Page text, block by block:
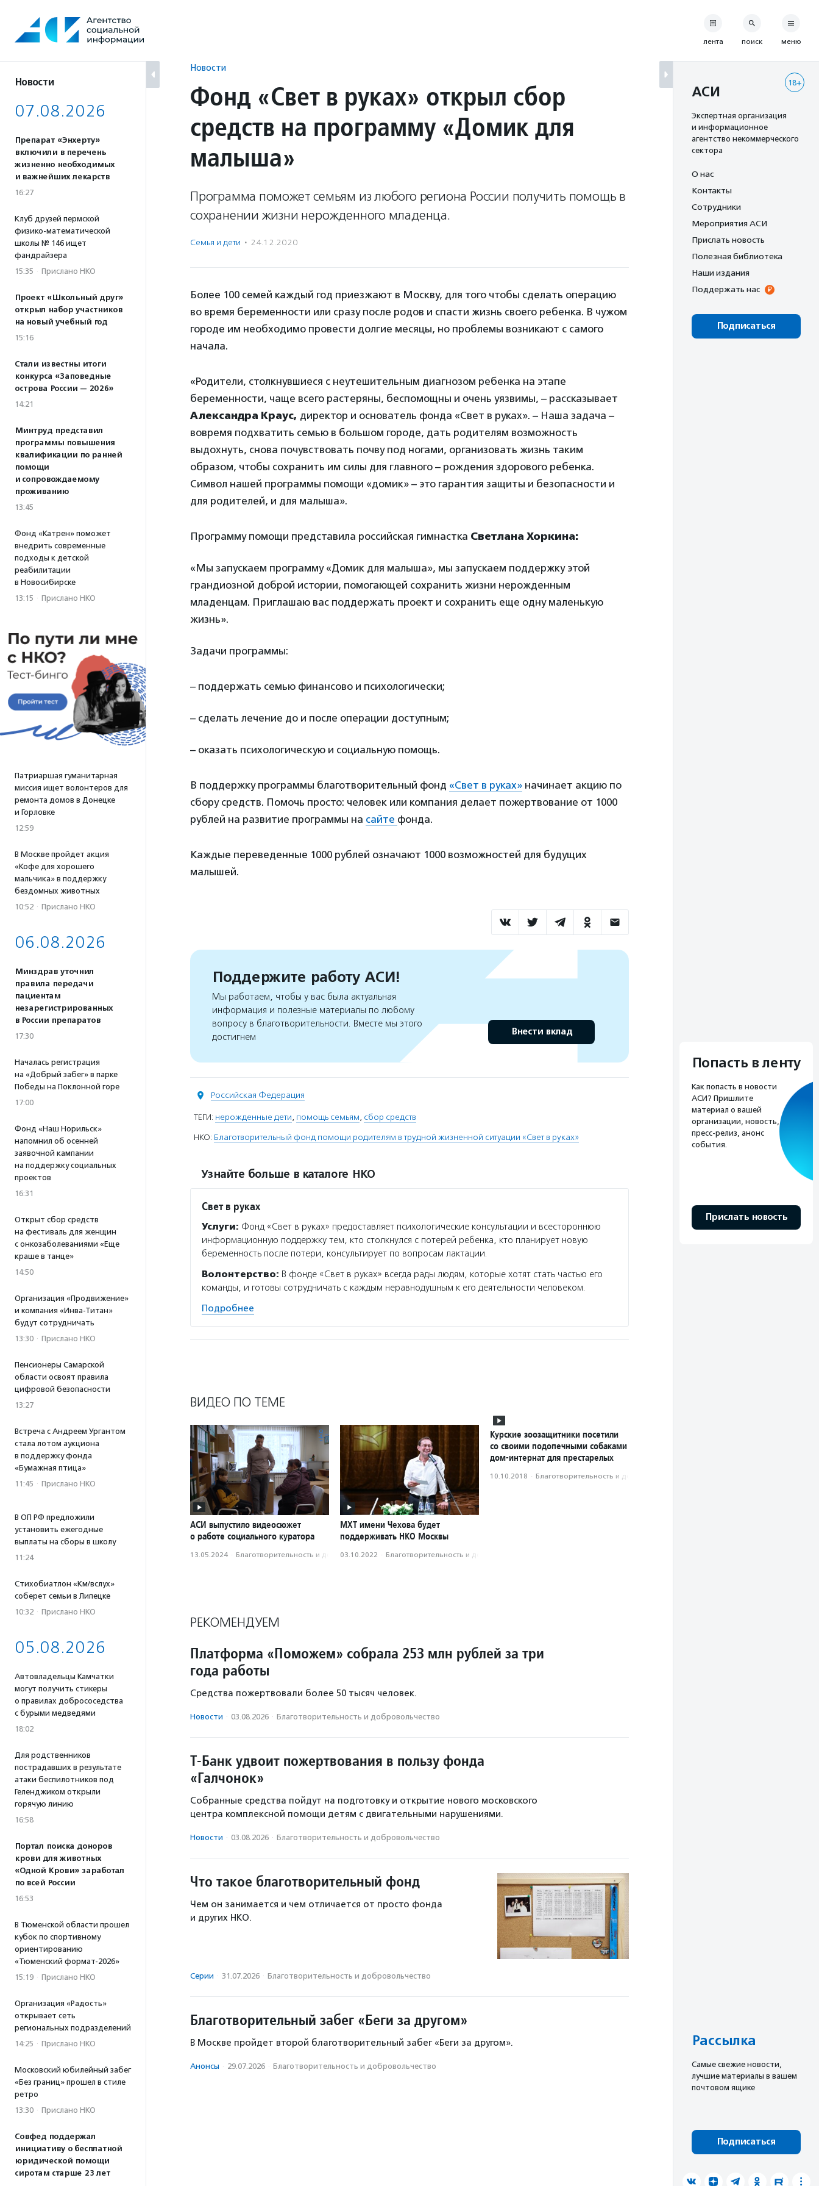
содержанию
Новости
07.08.2026
Препарат «Энхерту»
включили в перечень
жизненно необходимых
и важнейших лекарств
16:27
Клуб друзей пермской
физико-математической
школы № 146 ищет
фандрайзера
15:35 · Прислано НКО
Проект «Школьный друг»
открыл набор участников
на новый учебный год
15:16
Стали известны итоги
конкурса «Заповедные
острова России — 2026»
14:21
Минтруд представил
программы повышения
квалификации по ранней
помощи
и сопровождаемому
проживанию
13:45
Фонд «Катрен» поможет
внедрить современные
подходы к детской
реабилитации
в Новосибирске
13:15 · Прислано НКО
Патриаршая гуманитарная
миссия ищет волонтеров для
ремонта домов в Донецке
и Горловке
12:59
В Москве пройдет акция
«Кофе для хорошего
мальчика» в поддержку
бездомных животных
10:52 · Прислано НКО
06.08.2026
Минздрав уточнил
правила передачи
пациентам
незарегистрированных
в России препаратов
17:30
Началась регистрация
на «Добрый забег» в парке
Победы на Поклонной горе
17:00
Фонд «Наш Норильск»
напомнил об осенней
заявочной кампании
на поддержку социальных
проектов
16:31
Открыт сбор средств
на фестиваль для женщин
с онкозаболеваниями «Еще
краше в танце»
14:50
Организация «Продвижение»
и компания «Инва-Титан»
будут сотрудничать
13:30 · Прислано НКО
Пенсионеры Самарской
области освоят правила
цифровой безопасности
13:27
Встреча с Андреем Ургантом
стала лотом аукциона
в поддержку фонда
«Бумажная птица»
11:45 · Прислано НКО
В ОП РФ предложили
установить ежегодные
выплаты на сборы в школу
11:24
Стихобиатлон «Км/вслух»
соберет семьи в Липецке
10:32 · Прислано НКО
05.08.2026
Автовладельцы Камчатки
могут получить стикеры
о правилах добрососедства
с бурыми медведями
18:02
Для родственников
пострадавших в результате
атаки беспилотников под
Геленджиком открыли
горячую линию
16:58
Портал поиска доноров
крови для животных
«Одной Крови» заработал
по всей России
16:53
В Тюменской области прошел
кубок по спортивному
ориентированию
«Тюменский формат-2026»
15:19 · Прислано НКО
Организация «Радость»
открывает сеть
региональных подразделений
14:25 · Прислано НКО
Московский юбилейный забег
«Без границ» прошел в стиле
ретро
13:30 · Прислано НКО
Совфед поддержал
инициативу о бесплатной
юридической помощи
сиротам старше 23 лет
Новости
Фонд «Свет в руках» открыл сбор
средств на программу «Домик для
малыша»
Программа поможет семьям из любого региона России получить помощь в
сохранении жизни нерожденного младенца.
Семья и дети · 24.12.2020
Более 100 семей каждый год приезжают в Москву, для того чтобы сделать операцию
во время беременности или сразу после родов и спасти жизнь своего ребенка. В чужом
городе им необходимо провести долгие месяцы, но проблемы возникают с самого
начала.
«Родители, столкнувшиеся с неутешительным диагнозом ребенка на этапе
беременности, чаще всего растеряны, беспомощны и очень уязвимы, – рассказывает
Александра Краус, директор и основатель фонда «Свет в руках». – Наша задача –
вовремя подхватить семью в большом городе, дать родителям возможность
выдохнуть, снова почувствовать почву под ногами, организовать жизнь таким
образом, чтобы сохранить им силы для главного – рождения здорового ребенка.
Символ нашей программы помощи «домик» – это гарантия защиты и безопасности и
для родителей, и для малыша».
Программу помощи представила российская гимнастка Светлана Хоркина:
«Мы запускаем программу «Домик для малыша», мы запускаем поддержку этой
грандиозной доброй истории, помогающей сохранить жизни нерожденным
младенцам. Приглашаю вас поддержать проект и сохранить еще одну маленькую
жизнь».
Задачи программы:
– поддержать семью финансово и психологически;
– сделать лечение до и после операции доступным;
– оказать психологическую и социальную помощь.
В поддержку программы благотворительный фонд «Свет в руках» начинает акцию по
сбору средств. Помочь просто: человек или компания делает пожертвование от 1000
рублей на развитие программы на сайте фонда.
Каждые переведенные 1000 рублей означают 1000 возможностей для будущих
малышей.
Поддержите работу АСИ!
Мы работаем, чтобы у вас была актуальная
информация и полезные материалы по любому
вопросу в благотворительности. Вместе мы этого
достигнем
Внести вклад
Российская Федерация
ТЕГИ: нерожденные дети, помощь семьям, сбор средств
НКО: Благотворительный фонд помощи родителям в трудной жизненной ситуации «Свет в руках»
Узнайте больше в каталоге НКО
Свет в руках
Услуги: Фонд «Свет в руках» предоставляет психологические консультации и всестороннюю
информационную поддержку тем, кто столкнулся с потерей ребенка, кто планирует новую
беременность после потери, консультирует по вопросам лактации.
Волонтерство: В фонде «Свет в руках» всегда рады людям, которые хотят стать частью его
команды, и готовы сотрудничать с каждым неравнодушным к его деятельности человеком.
Подробнее
ВИДЕО ПО ТЕМЕ
АСИ выпустило видеосюжет
о работе социального куратора
13.05.2024 · Благотвори­тель­ность и доброволь­чест­во
МХТ имени Чехова будет
поддерживать НКО Москвы
03.10.2022 · Благотвори­тель­ность и доброволь­чест­во
Курские зоозащитники посетили
со своими подопечными собаками
дом-интернат для престарелых
10.10.2018 · Благотвори­тель­ность и доброволь­чест­во
РЕКОМЕНДУЕМ
Платформа «Поможем» собрала 253 млн рублей за три
года работы
Средства пожертвовали более 50 тысяч человек.
Новости · 03.08.2026 · Благотвори­тель­ность и доброволь­чест­во
Т-Банк удвоит пожертвования в пользу фонда
«Галчонок»
Собранные средства пойдут на подготовку и открытие нового московского
центра комплексной помощи детям с двигательными нарушениями.
Новости · 03.08.2026 · Благотвори­тель­ность и доброволь­чест­во
Что такое благотворительный фонд
Чем он занимается и чем отличается от просто фонда
и других НКО.
Серии · 31.07.2026 · Благотвори­тель­ность и доброволь­чест­во
Благотворительный забег «Беги за другом»
В Москве пройдет второй благотворительный забег «Беги за другом».
Анонсы · 29.07.2026 · Благотвори­тель­ность и доброволь­чест­во
лента поиск меню
18+
АСИ
Экспертная организация
и информационное
агентство некоммерческого
сектора
О нас
Контакты
Сотрудники
Мероприятия АСИ
Прислать новость
Полезная библиотека
Наши издания
Поддержать нас
Подписаться
Попасть в ленту
Как попасть в новости
АСИ? Пришлите
материал о вашей
организации, новость,
пресс-релиз, анонс
события.
Прислать новость
Рассылка
Cамые свежие новости,
лучшие материалы в вашем
почтовом ящике
Подписаться